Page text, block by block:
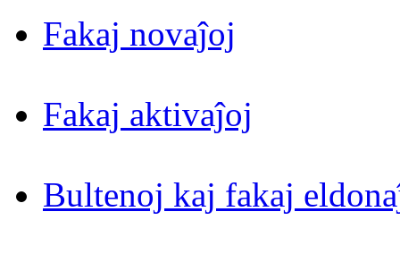
Fakaj novaĵoj
Fakaj aktivaĵoj
Bultenoj kaj fakaj